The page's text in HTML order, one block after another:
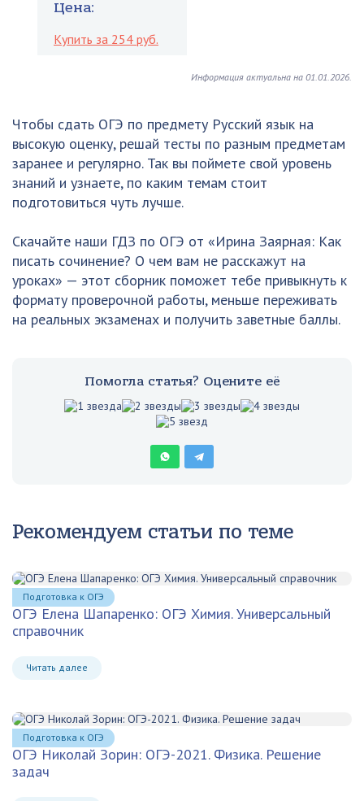
Цена:
Купить за 254 руб.
Информация актуальна на 01.01.2026.
Чтобы сдать ОГЭ по предмету Русский язык на
высокую оценку, решай тесты по разным предметам
заранее и регулярно. Так вы поймете свой уровень
знаний и узнаете, по каким темам стоит
подготовиться чуть лучше.
Скачайте наши ГДЗ по ОГЭ от «Ирина Заярная: Как
писать сочинение? О чем вам не расскажут на
уроках» — этот сборник поможет тебе привыкнуть к
формату проверочной работы, меньше переживать
на реальных экзаменах и получить заветные баллы.
Помогла статья? Оцените её
Рекомендуем статьи по теме
ОГЭ Елена Шапаренко: ОГЭ Химия. Универсальный
справочник
Читать далее
Подготовка к ОГЭ
ОГЭ Николай Зорин: ОГЭ-2021. Физика. Решение
задач
Подготовка к ОГЭ